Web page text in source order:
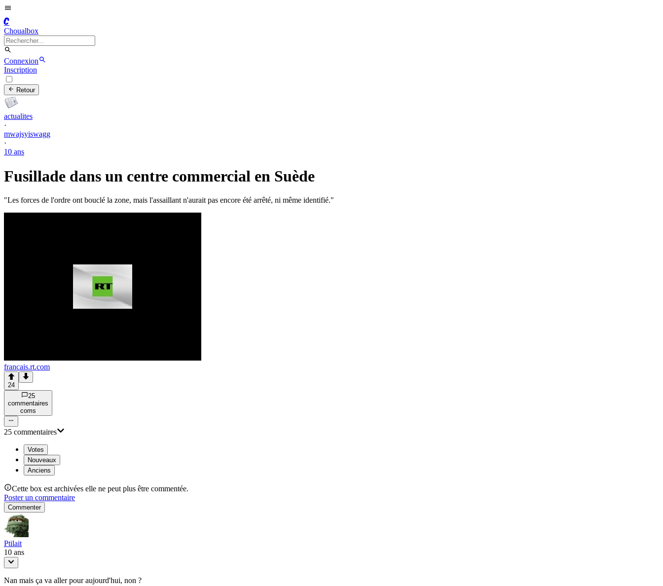
C
Choualbox
Connexion
Inscription
Retour
actualites
·
mwajsyiswagg
·
10 ans
Fusillade dans un centre commercial en Suède
"Les forces de l'ordre ont bouclé la zone, mais l'assaillant n'aurait pas encore été arrêté, ni même identifié."
francais.rt.com
24
25
commentaires
coms
25 commentaires
Votes
Nouveaux
Anciens
Cette box est archivées elle ne peut plus être commentée.
Poster un commentaire
Commenter
Ptilait
10 ans
Nan mais ça va aller pour aujourd'hui, non ?